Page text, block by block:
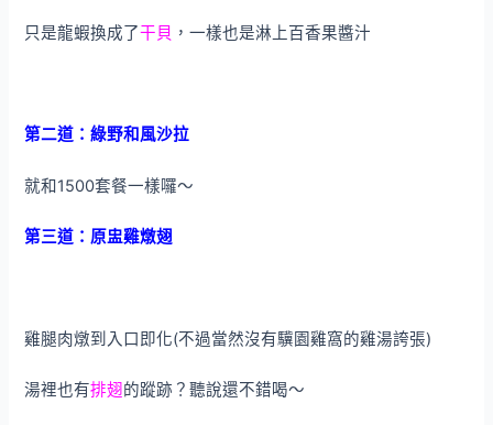
只是龍蝦換成了干貝 ，一樣也是淋上百香果醬汁
第二道：綠野和風沙拉
就和1500套餐一樣囉～
第三道：原盅雞燉翅
雞腿肉燉到入口即化(不過當然沒有驥園雞窩的雞湯誇張)
湯裡也有排翅的蹤跡？聽說還不錯喝～